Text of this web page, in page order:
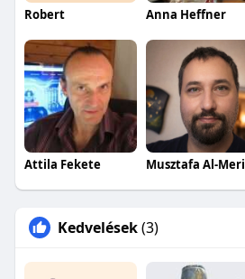
Robert Anna Heffner
Attila Fekete Musztafa Al-Meri
Kedvelések(3)